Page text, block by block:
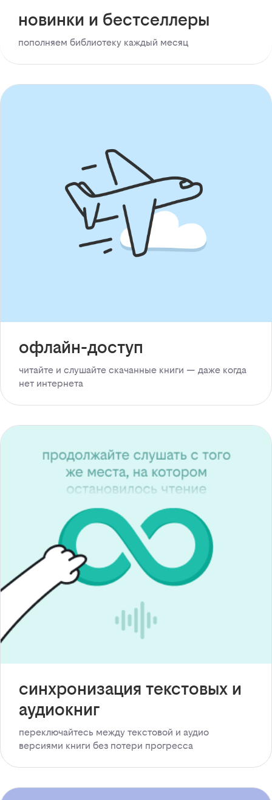
новинки и бестселлеры
пополняем библиотеку каждый месяц
офлайн-доступ
читайте и слушайте скачанные книги — даже когда
нет интернета
синхронизация текстовых и
аудиокниг
переключайтесь между текстовой и аудио
версиями книги без потери прогресса